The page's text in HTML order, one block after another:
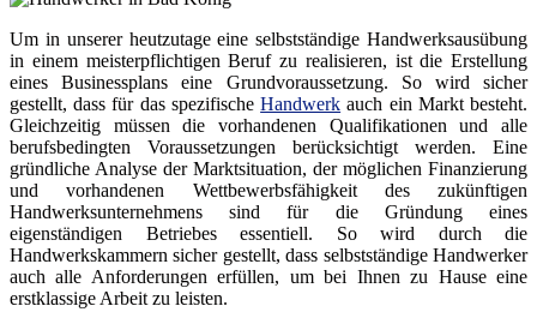
Um in unserer heutzutage eine selbstständige Handwerksausübung
in einem meisterpflichtigen Beruf zu realisieren, ist die Erstellung
eines Businessplans eine Grundvoraussetzung. So wird sicher
gestellt, dass für das spezifischeHandwerk auch ein Markt besteht.
Gleichzeitig müssen die vorhandenen Qualifikationen und alle
berufsbedingten Voraussetzungen berücksichtigt werden. Eine
gründliche Analyse der Marktsituation, der möglichen Finanzierung
und vorhandenen Wettbewerbsfähigkeit des zukünftigen
Handwerksunternehmens sind für die Gründung eines
eigenständigen Betriebes essentiell. So wird durch die
Handwerkskammern sicher gestellt, dass selbstständige Handwerker
auch alle Anforderungen erfüllen, um bei Ihnen zu Hause eine
erstklassige Arbeit zu leisten.